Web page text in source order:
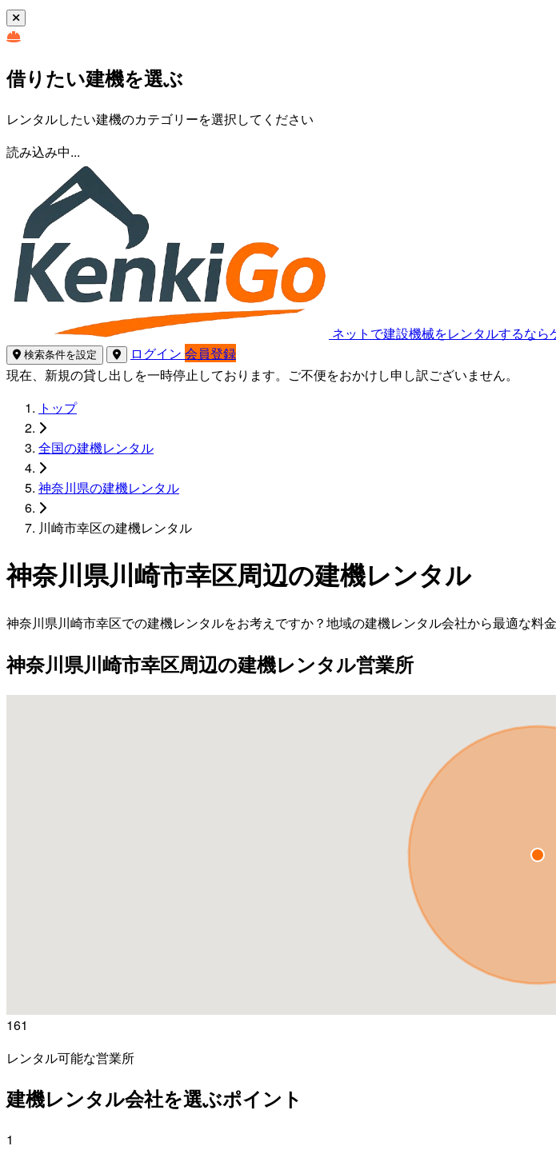
借りたい建機を選ぶ
レンタルしたい建機のカテゴリーを選択してください
読み込み中...
ネットで建設機械をレンタルするなら
検索条件を設定 ログイン 会員登録
現在、新規の貸し出しを一時停止しております。ご不便をおかけし申し訳ございません。
トップ
全国の建機レンタル
神奈川県の建機レンタル
川崎市幸区の建機レンタル
神奈川県川崎市幸区周辺の建機レンタル
神奈川県川崎市幸区での建機レンタルをお考えですか？地域の建機レンタル会社から最適な料
神奈川県川崎市幸区周辺の建機レンタル営業所
161
レンタル可能な営業所
建機レンタル会社を選ぶポイント
1